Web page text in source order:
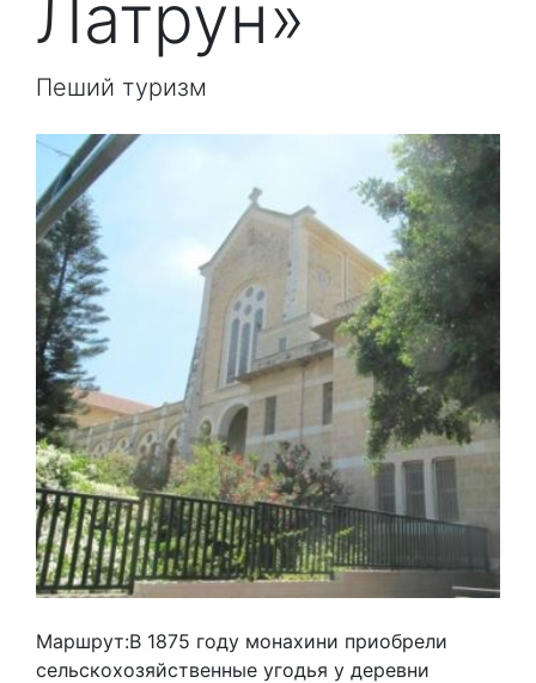
Латрун»
Пеший туризм
Маршрут:В 1875 году монахини приобрели
сельскохозяйственные угодья у деревни